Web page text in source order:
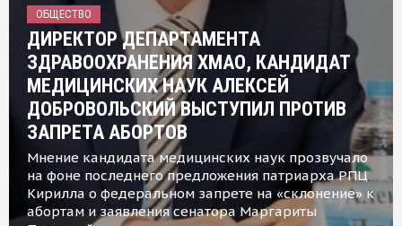
ОБЩЕСТВО
ДИРЕКТОР ДЕПАРТАМЕНТА
ЗДРАВООХРАНЕНИЯ ХМАО, КАНДИДАТ
МЕДИЦИНСКИХ НАУК АЛЕКСЕЙ
ДОБРОВОЛЬСКИЙ ВЫСТУПИЛ ПРОТИВ
ЗАПРЕТА АБОРТОВ
Мнение кандидата медицинских наук прозвучало
на фоне последнего предложения патриарха РПЦ
Кирилла о федеральном запрете на «склонение» к
абортам и заявления сенатора Маргариты